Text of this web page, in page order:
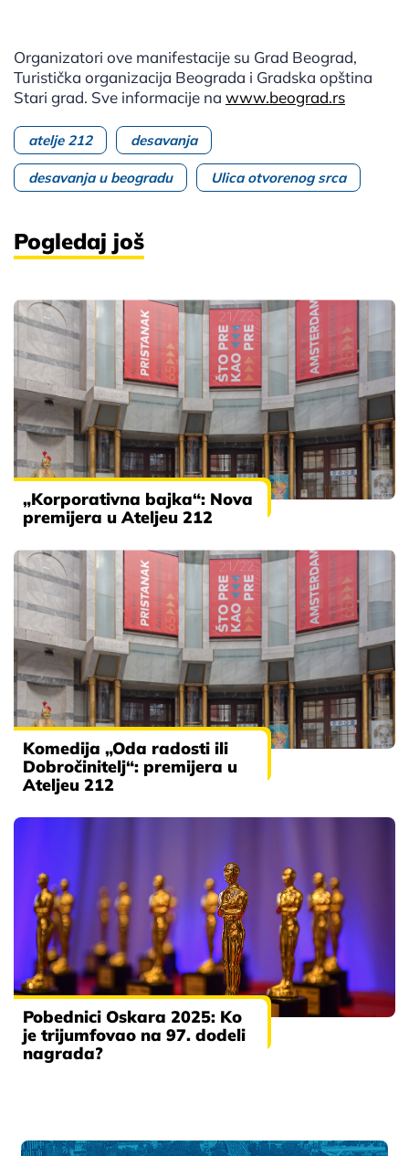
Organizatori ove manifestacije su Grad Beograd,
Turistička organizacija Beograda i Gradska opština
Stari grad. Sve informacije na www.beograd.rs
atelje 212 desavanja
desavanja u beogradu Ulica otvorenog srca
Pogledaj još
„Korporativna bajka“: Nova
premijera u Ateljeu 212
Komedija „Oda radosti ili
Dobročinitelj“: premijera u
Ateljeu 212
Pobednici Oskara 2025: Ko
je trijumfovao na 97. dodeli
nagrada?